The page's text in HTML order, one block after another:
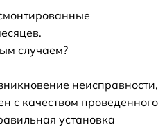
случаем?
неисправности,
с качеством проведенного
установка